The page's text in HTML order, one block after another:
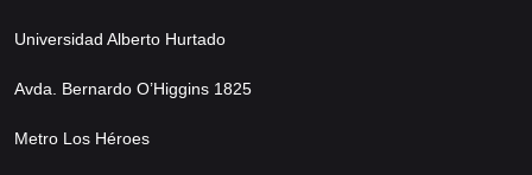
Universidad Alberto Hurtado
Avda. Bernardo O’Higgins 1825
Metro Los Héroes